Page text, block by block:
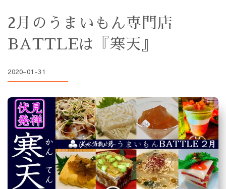
2月のうまいもん専門店
BATTLEは『寒天』
2020-01-31